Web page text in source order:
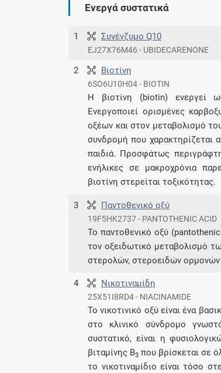
Ενεργά συστατικά
1 Συνένζυμο Q10
EJ27X76M46 - UBIDECARENONE
2 Βιοτίνη
6SO6U10H04 - BIOTIN
Η βιοτίνη (biotin) ενεργεί
Ενεργοποιεί ορισμένες
οξέων και στον μεταβολισμό
συνδρομή που χαρακτηρίζεται
παιδιά. Προσφάτως
ενήλικες σε μακροχρόνια
βιοτίνη στερείται τοξικότητας.
3 Παντοθενικό οξύ
19F5HK2737 - PANTOTHENIC ACID
Το παντοθενικό οξύ
τον οξειδωτικό μεταβολισμό
στερολών, στεροειδών ορμονών
4 Νικοτιναμίδη
25X51I8RD4 - NIACINAMIDE
Το νικοτινικό οξύ είναι ένα
στο κλινικό σύνδρομο
συστατικό, είναι η
βιταμίνης Β3 που βρίσκεται σε
το νικοτιναμίδιο είναι τόσο